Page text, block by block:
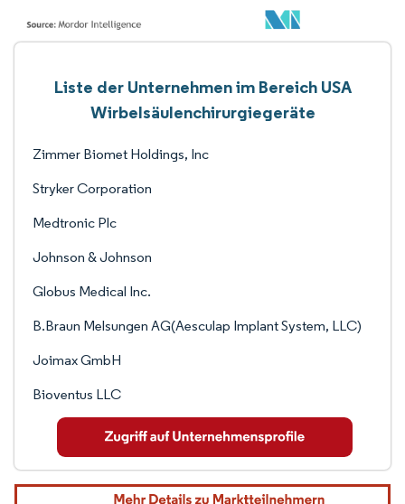
Liste der Unternehmen im Bereich USA
Wirbelsäulenchirurgiegeräte
Zimmer Biomet Holdings, Inc
Stryker Corporation
Medtronic Plc
Johnson & Johnson
Globus Medical Inc.
B.Braun Melsungen AG(Aesculap Implant System, LLC)
Joimax GmbH
Bioventus LLC